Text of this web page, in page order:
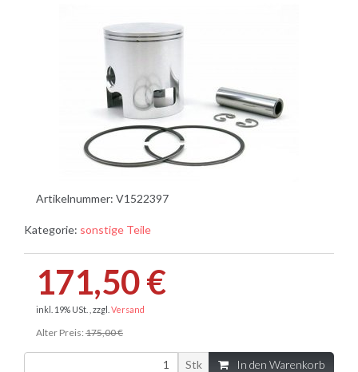
Artikelnummer: V1522397
Kategorie: sonstige Teile
171,50 €
inkl. 19% USt. , zzgl. Versand
Alter Preis: 175,00 €
Stk In den Warenkorb